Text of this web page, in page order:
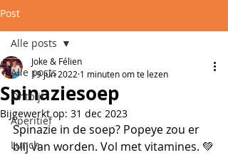
Post
Alle posts
Ontbijt
Aperitief
Lunch
Alle posts
Spinaziesoep
Joke & Félien
19 jun 2022 1 minuten om te lezen
Bijgewerkt op: 31 dec 2023
Spinazie in de soep? Popeye zou er
blij van worden. Vol met vitamines. 💚